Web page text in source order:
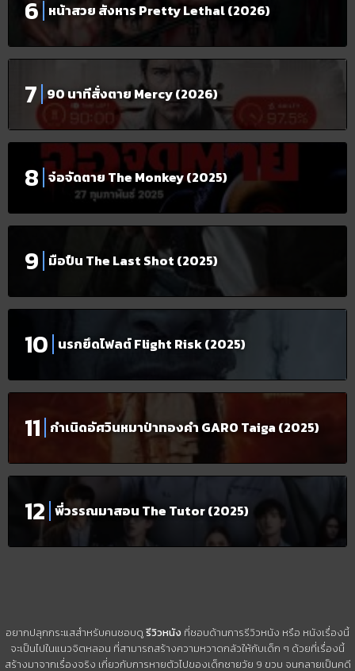
หน้าสวย สังหาร Pretty Lethal (2026)
90 นาทีสั่งตาย Mercy (2026)
จ๋อจัดตาย The Monkey (2025)
มือปืน The Last Shot (2025)
นรกยึดไฟลต์ Flight Risk (2025)
กำเนิดอัศวินหมาป่าทองคำ GARO Taiga (2025)
พี่วรรณมาสอน The Tutor (2025)
อยากปลุกกระแสสำหรับคนชอบดูรีวิวหนัง ที่ชอบด้านการรีวิวหนัง หรือ หนังเรื่องนี้
จะเป็นไปในแนวจิตหลอน ที่สามารถสร้างความหวาดกลัวให้กับเด็ก ๆ ด้วยที่เรื่องนี้
สร้างมาจากเรื่องจริง เกี่ยวกับการหายตัวไปของเด็กชายวัย 9 ขวบ จนกลายเป็นคดี